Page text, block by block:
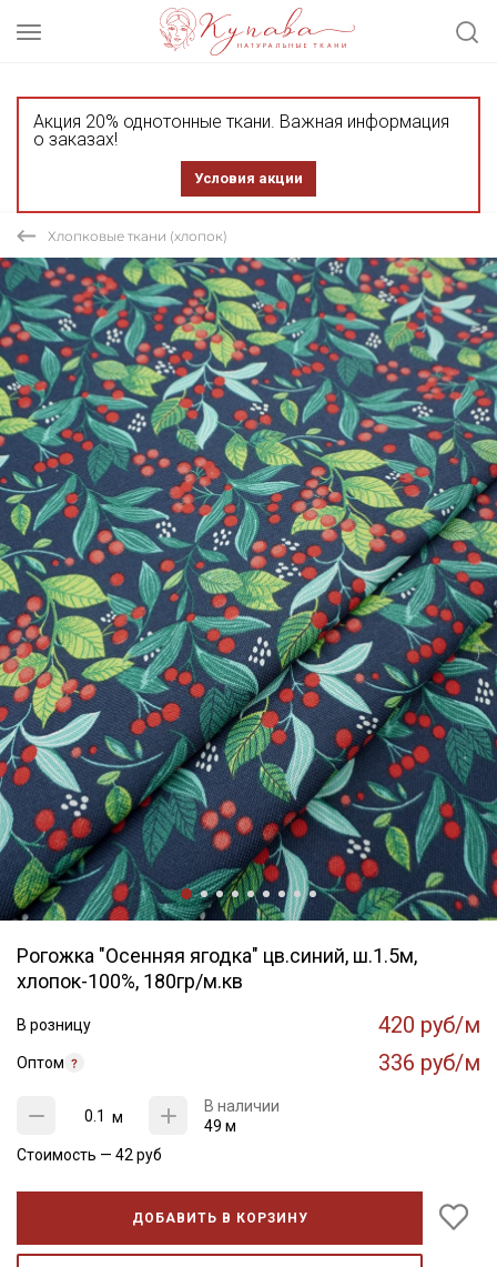
Акция 20% однотонные ткани. Важная информация
о заказах!
Условия акции
Хлопковые ткани (хлопок)
Рогожка "Осенняя ягодка" цв.синий, ш.1.5м,
хлопок-100%, 180гр/м.кв
В розницу 420 руб/м
Оптом 336 руб/м
м
В наличии
49 м
Стоимость — 42 руб
ДОБАВИТЬ В КОРЗИНУ